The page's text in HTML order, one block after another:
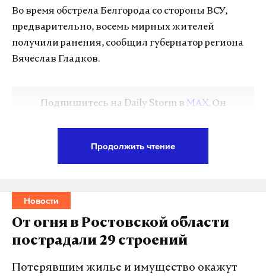
Во время обстрела Белгорода со стороны ВСУ,
предварительно, восемь мирных жителей
получили ранения, сообщил губернатор региона
Вячеслав Гладков.
Подпишитесь на Daily Storm в MAX. Он
Макс Telegram
Дзен
Одна из раненых находится в крайне тяжелом
состоянии. У остальных пострадавших ранения
средней тяжести. Всех их доставили в больницы
Продолжить чтение
Новости
От огня в Ростовской области
пострадали 29 строений
Потерявшим жилье и имущество окажут